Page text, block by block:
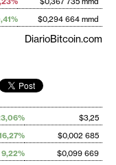
$0,294 664 mmd
DiarioBitcoin.com
$3,25
$0,002 685
9,22%
$0,099 669